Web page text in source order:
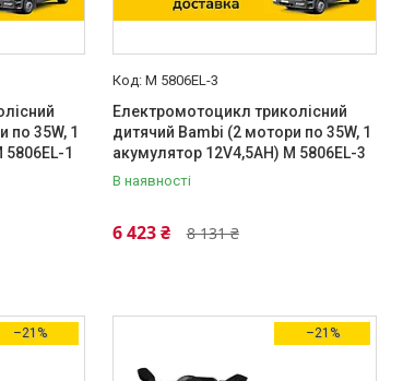
по 35W, 1
5806EL-1
M 5806EL-3
Електромотоцикл триколісний
дитячий Bambi (2 мотори по 35W, 1
акумулятор 12V4,5AH) M 5806EL-3
В наявності
8 131 ₴
6 423 ₴
–21% –21%